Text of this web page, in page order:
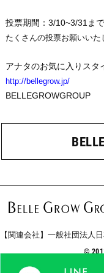
投票期間：3/10~3/31まで
たくさんの投票お願いいた
アナタのお気に入りスタ
http://bellegrow.jp/
BELLEGROWGROUP
【関連会社】一般社団法人
©